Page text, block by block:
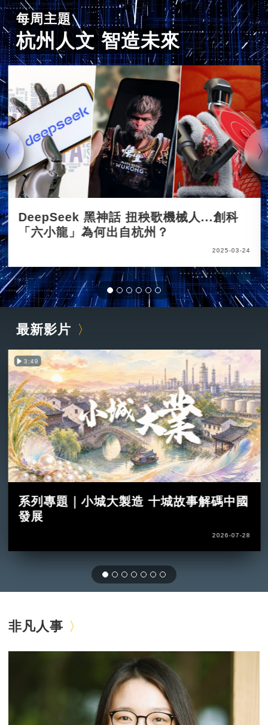
每周主題
杭州人文 智造未來
DeepSeek 黑神話 扭秧歌機械人...創科
「六小龍」為何出自杭州？
2025-03-24
最新影片
3:49
系列專題｜小城大製造 十城故事解碼中國
發展
2026-07-28
非凡人事